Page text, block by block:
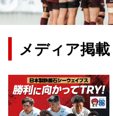
メディア掲載